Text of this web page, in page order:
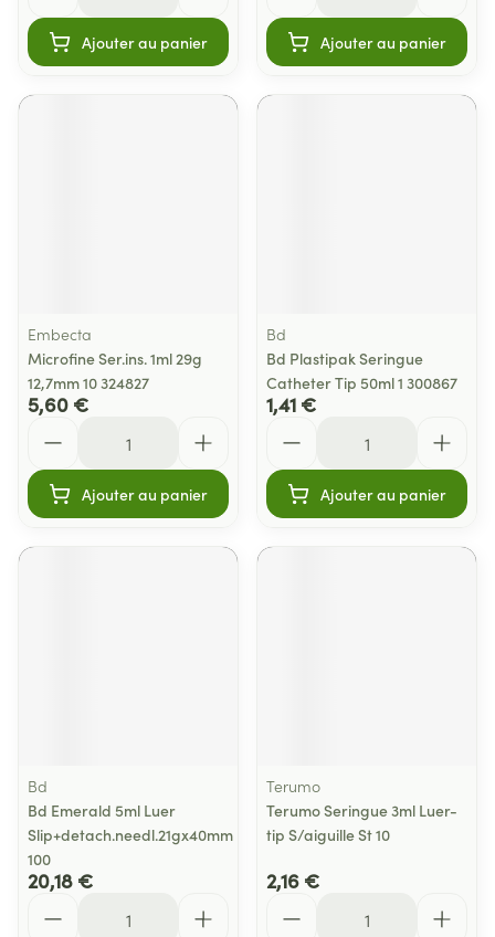
Ajouter au panier Ajouter au panier
Embecta
Microfine Ser.ins. 1ml 29g
12,7mm 10 324827
5,60 €
Ajouter au panier
Bd
Bd Plastipak Seringue
Catheter Tip 50ml 1 300867
1,41 €
Ajouter au panier
Bd
Bd Emerald 5ml Luer
Slip+detach.needl.21gx40mm
100
20,18 €
Terumo
Terumo Seringue 3ml Luer-
tip S/aiguille St 10
2,16 €